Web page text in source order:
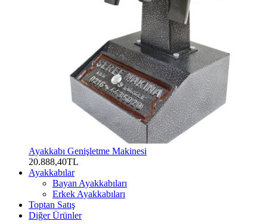
Ayakkabı Genişletme Makinesi
20.888,40TL
Ayakkabılar
Bayan Ayakkabıları
Erkek Ayakkabıları
Toptan Satış
Diğer Ürünler